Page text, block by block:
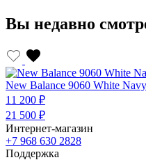
Вы недавно
New Balance 9060 White Navy
11 200 ₽
21 500 ₽
Интернет-магазин
+7 968 630 2828
Поддержка